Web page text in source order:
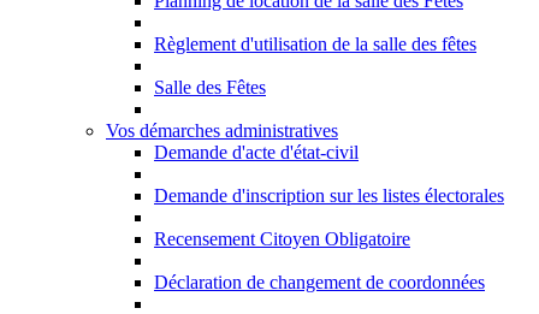
Règlement d'utilisation de la salle des fêtes
Salle des Fêtes
Vos démarches administratives
Demande d'acte d'état-civil
Demande d'inscription sur les listes électorales
Recensement Citoyen Obligatoire
Déclaration de changement de coordonnées